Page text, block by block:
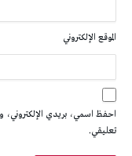
الموقع الإلكتروني
احفظ اسمي، بريدي الإلكتروني،
تعليقي.